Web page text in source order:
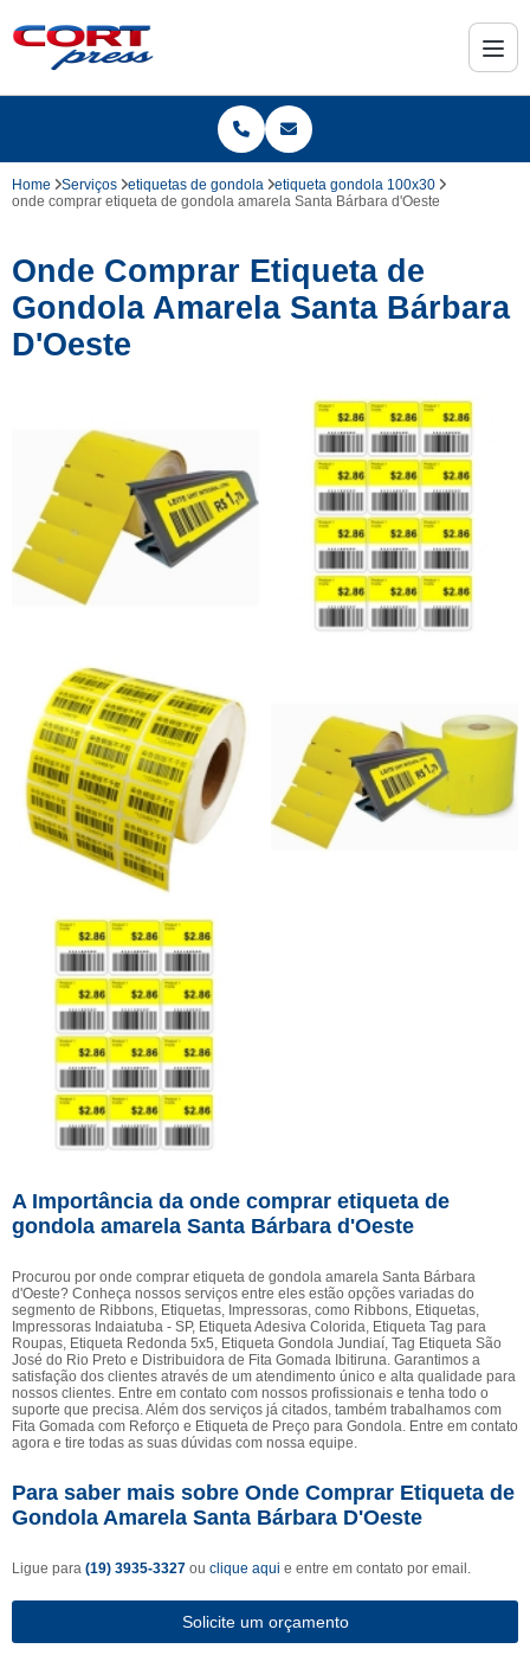
Home Serviços etiquetas de gondola
etiqueta gondola 100x30
onde comprar etiqueta de gondola amarela Santa Bárbara d'Oeste
Onde Comprar Etiqueta de
Gondola Amarela Santa Bárbara
D'Oeste
A Importância da onde comprar etiqueta de
gondola amarela Santa Bárbara d'Oeste
Procurou por onde comprar etiqueta de gondola amarela Santa Bárbara
d'Oeste? Conheça nossos serviços entre eles estão opções variadas do
segmento de Ribbons, Etiquetas, Impressoras, como Ribbons, Etiquetas,
Impressoras Indaiatuba - SP, Etiqueta Adesiva Colorida, Etiqueta Tag para
Roupas, Etiqueta Redonda 5x5, Etiqueta Gondola Jundiaí, Tag Etiqueta São
José do Rio Preto e Distribuidora de Fita Gomada Ibitiruna. Garantimos a
satisfação dos clientes através de um atendimento único e alta qualidade para
nossos clientes. Entre em contato com nossos profissionais e tenha todo o
suporte que precisa. Além dos serviços já citados, também trabalhamos com
Fita Gomada com Reforço e Etiqueta de Preço para Gondola. Entre em contato
agora e tire todas as suas dúvidas com nossa equipe.
Para saber mais sobre Onde Comprar Etiqueta de
Gondola Amarela Santa Bárbara D'Oeste
Ligue para (19) 3935-3327 ou clique aqui e entre em contato por email.
Solicite um orçamento